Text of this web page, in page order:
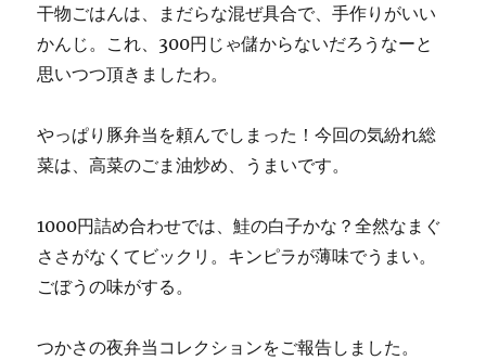
干物ごはんは、まだらな混ぜ具合で、手作りがいい
かんじ。これ、300円じゃ儲からないだろうなーと
思いつつ頂きましたわ。
やっぱり豚弁当を頼んでしまった！今回の気紛れ総
菜は、高菜のごま油炒め、うまいです。
1000円詰め合わせでは、鮭の白子かな？全然なまぐ
ささがなくてビックリ。キンピラが薄味でうまい。
ごぼうの味がする。
つかさの夜弁当コレクションをご報告しました。